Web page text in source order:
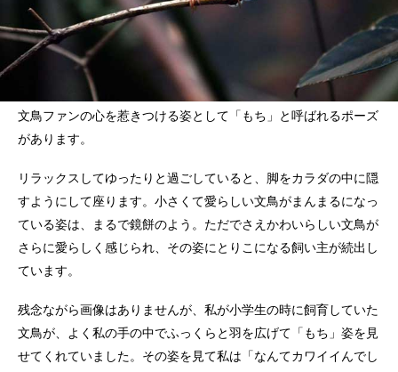
文鳥ファンの心を惹きつける姿として「もち」と呼ばれるポーズ
があります。
リラックスしてゆったりと過ごしていると、脚をカラダの中に隠
すようにして座ります。小さくて愛らしい文鳥がまんまるになっ
ている姿は、まるで鏡餅のよう。ただでさえかわいらしい文鳥が
さらに愛らしく感じられ、その姿にとりこになる飼い主が続出し
ています。
残念ながら画像はありませんが、私が小学生の時に飼育していた
文鳥が、よく私の手の中でふっくらと羽を広げて「もち」姿を見
せてくれていました。その姿を見て私は「なんてカワイイんでし